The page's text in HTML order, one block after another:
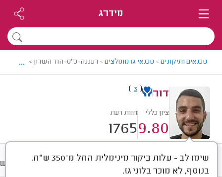
מידרג
טכנאים ותיקונים> טכנאי גז מומלצים> רעננה-כ"ס-הוד השרון > טכנאי גז
...
דור (
3
)
ציון כללי
9.80
חוות דעת
1765
שימו לב - עלות ביקור מינימלית החל מ־350 ש"ח.
בנוסף, לא מוכר בלוני גז.
חוות דעת מחירים ממוצע